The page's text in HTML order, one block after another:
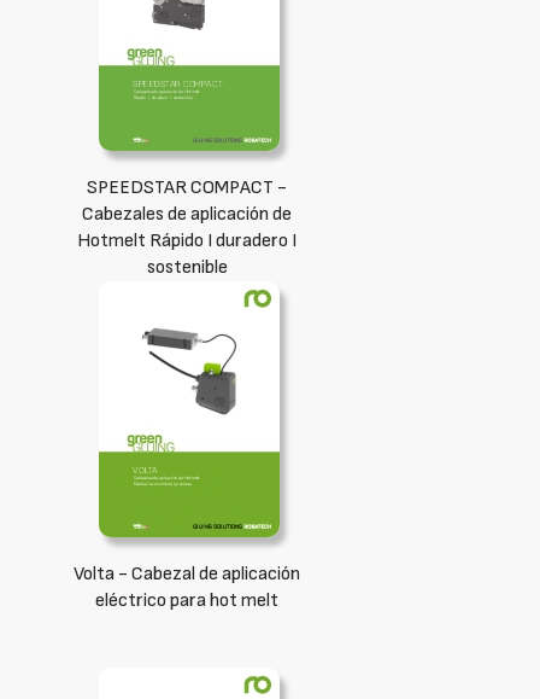
SPEEDSTAR COMPACT -
Cabezales de aplicación de
Hotmelt Rápido I duradero I
sostenible
Volta - Cabezal de aplicación
eléctrico para hot melt